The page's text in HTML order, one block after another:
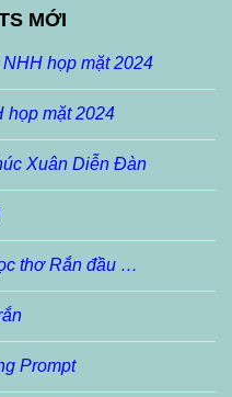
MỚI
họp mặt 2024
họp mặt 2024
Xuân Diễn Đàn
thơ Rắn đầu …
Prompt